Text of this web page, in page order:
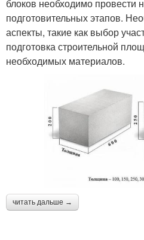
блоков необходимо провести
подготовительных этапов.
аспекты, такие как выбор
подготовка строительной
необходимых материалов.
читать дальше →